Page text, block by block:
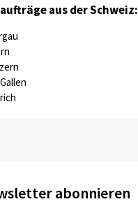
aus der Schweiz:
abonnieren